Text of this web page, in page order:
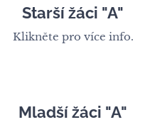
Starší žáci "A"
Klikněte pro více info.
Mladší žáci "A"